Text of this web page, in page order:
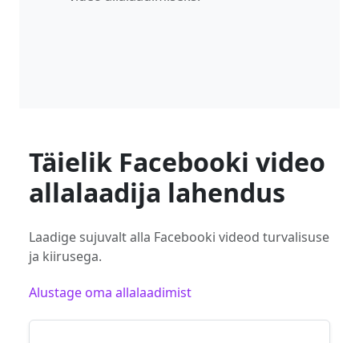
Täielik Facebooki video
allalaadija lahendus
Laadige sujuvalt alla Facebooki videod turvalisuse
ja kiirusega.
Alustage oma allalaadimist